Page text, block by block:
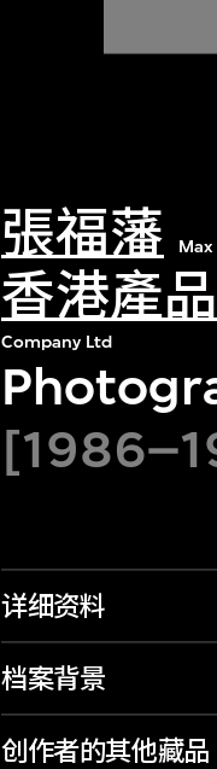
張福藩 Max
香港產
Company Ltd
详细资料
档案背景
创作者的其他藏品